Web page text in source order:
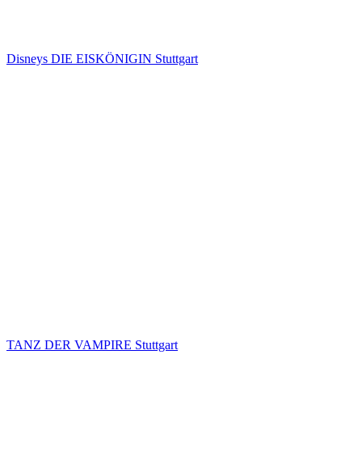
Disneys DIE EISKÖNIGIN Stuttgart
TANZ DER VAMPIRE Stuttgart